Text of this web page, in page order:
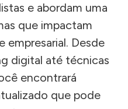
e abordam uma
que impactam
empresarial. Desde
digital até técnicas
encontrará
que pode